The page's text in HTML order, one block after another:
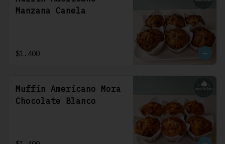
Manzana Canela
$1.400
Muffin Americano Mora
Chocolate Blanco